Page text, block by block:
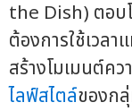
the Dish) ตอบ
ต้องการใช้เวล
สร้างโมเมนต์ค
ไลฟ์สไตล์ของก